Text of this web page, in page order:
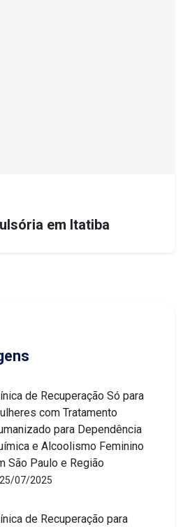
em Itatiba
de Recuperação Só para
com Tratamento
para Dependência
e Alcoolismo Feminino
São Paulo e Região
25/07/2025
de Recuperação para